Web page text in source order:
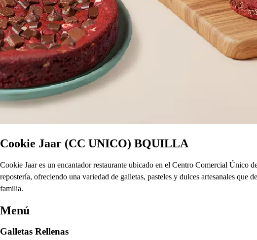
Cookie Jaar (CC UNICO) BQUILLA
Cookie Jaar es un encantador restaurante ubicado en el Centro Comercial Único
repostería, ofreciendo una variedad de galletas, pasteles y dulces artesanales
familia.
Menú
Galletas Rellenas